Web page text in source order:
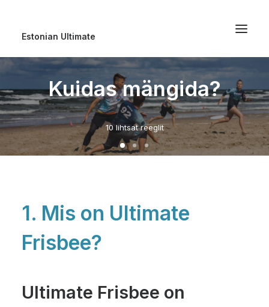
Estonian Ultimate
Kuidas mängida?
10 lihtsat reeglit
1. Mis on Ultimate
Frisbee?
Ultimate Frisbee on